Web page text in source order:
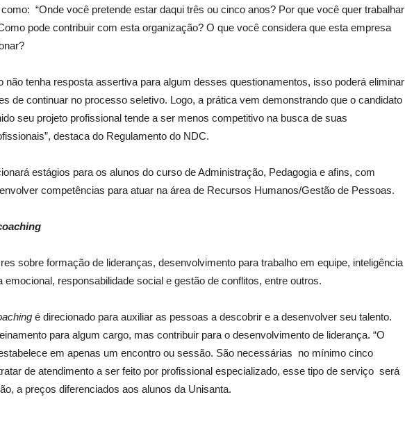
“Onde você pretende estar daqui três ou cinco anos? Por que você quer trabalhar
pode contribuir com esta organização? O que você considera que esta empresa
não tenha resposta assertiva para algum desses questionamentos, isso poderá eliminar
de continuar no processo seletivo. Logo, a prática vem demonstrando que o candidato
seu projeto profissional tende a ser menos competitivo na busca de suas
destaca do Regulamento do NDC.
estágios para os alunos do curso de Administração, Pedagogia e afins, com
competências para atuar na área de Recursos Humanos/Gestão de Pessoas.
sobre formação de lideranças, desenvolvimento para trabalho em equipe, inteligência
emocional, responsabilidade social e gestão de conflitos, entre outros.
é direcionado para auxiliar as pessoas a descobrir e a desenvolver seu talento.
para algum cargo, mas contribuir para o desenvolvimento de liderança. “O
em apenas um encontro ou sessão. São necessárias no mínimo cinco
de atendimento a ser feito por profissional especializado, esse tipo de serviço será
a preços diferenciados aos alunos da Unisanta.